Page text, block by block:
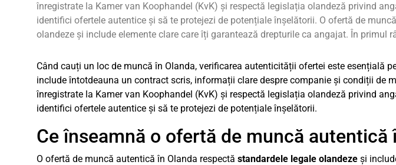
înregistrate la Kamer van Koophandel (KvK) și respectă legislația olandeză privind
identifici ofertele autentice și să te protejezi de potențiale înșelătorii. O ofertă de
olandeze și include elemente clare care îți garantează drepturile ca angajat. În primul
Când cauți un loc de muncă în Olanda, verificarea autenticității ofertei este esențială
include întotdeauna un contract scris, informații clare despre companie și condiții de
înregistrate la Kamer van Koophandel (KvK) și respectă legislația olandeză privind
identifici ofertele autentice și să te protejezi de potențiale înșelătorii.
Ce înseamnă o ofertă de muncă autentică
O ofertă de muncă autentică în Olanda respectă standardele legale olandeze și